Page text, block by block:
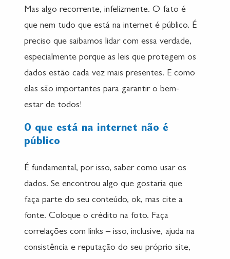
Mas algo recorrente, infelizmente. O fato é
que nem tudo que está na internet é público. É
preciso que saibamos lidar com essa verdade,
especialmente porque as leis que protegem os
dados estão cada vez mais presentes. E como
elas são importantes para garantir o bem-
estar de todos!
O que está na internet não é
público
É fundamental, por isso, saber como usar os
dados. Se encontrou algo que gostaria que
faça parte do seu conteúdo, ok, mas cite a
fonte. Coloque o crédito na foto. Faça
correlações com links – isso, inclusive, ajuda na
consistência e reputação do seu próprio site,